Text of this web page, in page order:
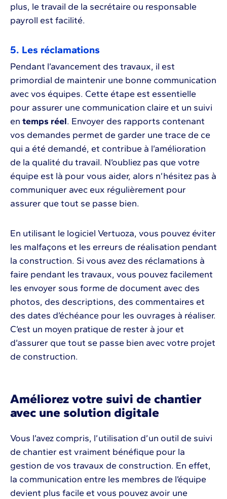
plus, le travail de la secrétaire ou responsable
payroll est facilité.
5. Les réclamations
Pendant l’avancement des travaux, il est
primordial de maintenir une bonne communication
avec vos équipes. Cette étape est essentielle
pour assurer une communication claire et un suivi
en temps réel. Envoyer des rapports contenant
vos demandes permet de garder une trace de ce
qui a été demandé, et contribue à l’amélioration
de la qualité du travail. N’oubliez pas que votre
équipe est là pour vous aider, alors n’hésitez pas à
communiquer avec eux régulièrement pour
assurer que tout se passe bien.
En utilisant le logiciel Vertuoza, vous pouvez éviter
les malfaçons et les erreurs de réalisation pendant
la construction. Si vous avez des réclamations à
faire pendant les travaux, vous pouvez facilement
les envoyer sous forme de document avec des
photos, des descriptions, des commentaires et
des dates d’échéance pour les ouvrages à réaliser.
C’est un moyen pratique de rester à jour et
d’assurer que tout se passe bien avec votre projet
de construction.
Améliorez votre suivi de chantier
avec une solution digitale
Vous l’avez compris, l’utilisation d’un outil de suivi
de chantier est vraiment bénéfique pour la
gestion de vos travaux de construction. En effet,
la communication entre les membres de l’équipe
devient plus facile et vous pouvez avoir une